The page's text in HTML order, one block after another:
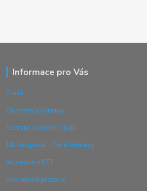
Informace pro Vás
O nás
Obchodní podmínky
Ochrana osobních údajů
Jak nakupovat - Ceník dopravy
Informace o EET
Reklamační protokol